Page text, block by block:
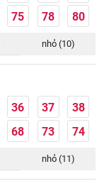
75 78 80
nhỏ (10)
36 37
38
68 73 74
nhỏ (11)